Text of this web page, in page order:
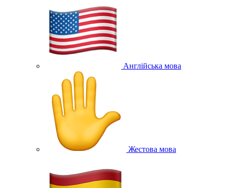
Англійська мова
Жестова мова